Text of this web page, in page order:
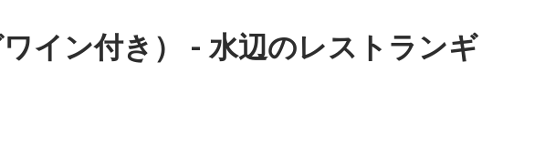
イン付き） - 水辺のレストランギ